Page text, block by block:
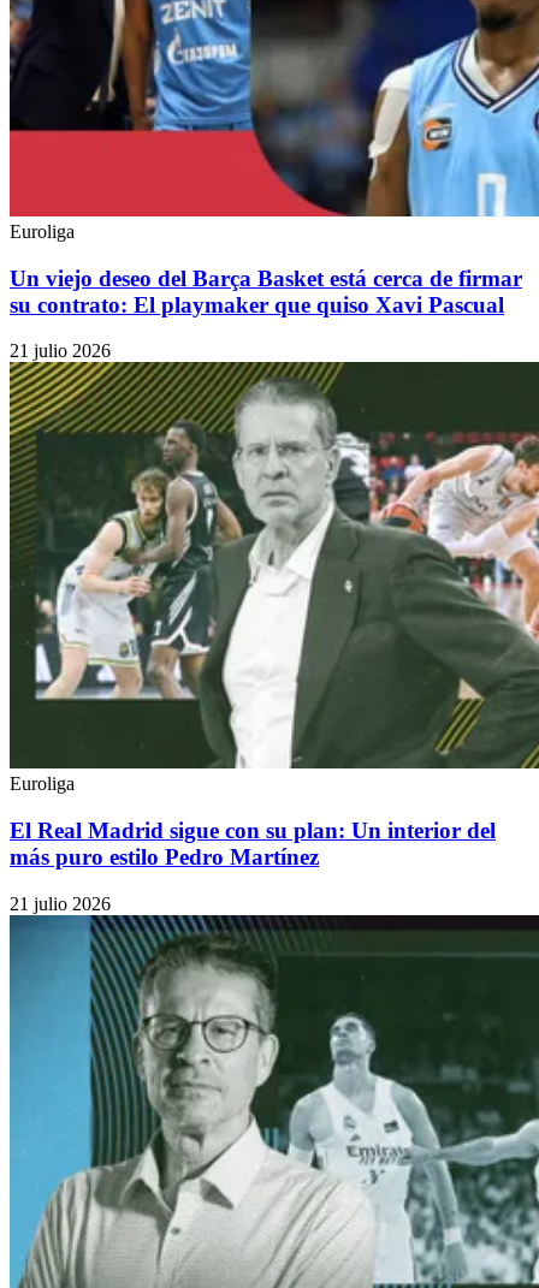
Euroliga
Un viejo deseo del Barça Basket está cerca de firmar
su contrato: El playmaker que quiso Xavi Pascual
21 julio 2026
Euroliga
El Real Madrid sigue con su plan: Un interior del
más puro estilo Pedro Martínez
21 julio 2026